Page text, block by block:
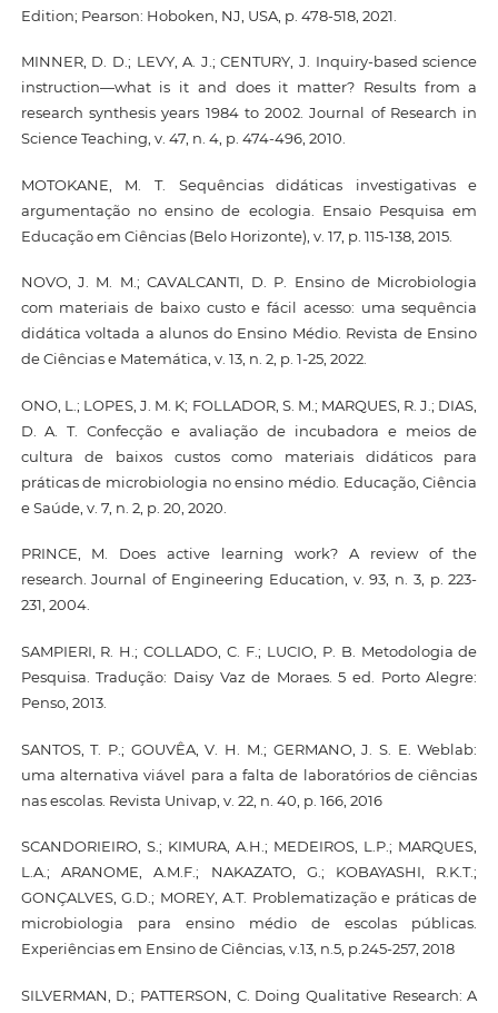
Edition; Pearson: Hoboken, NJ, USA, p. 478-518, 2021.
MINNER, D. D.; LEVY, A. J.; CENTURY, J. Inquiry-based science
instruction—what is it and does it matter? Results from a
research synthesis years 1984 to 2002. Journal of Research in
Science Teaching, v. 47, n. 4, p. 474-496, 2010.
MOTOKANE, M. T. Sequências didáticas investigativas e
argumentação no ensino de ecologia. Ensaio Pesquisa em
Educação em Ciências (Belo Horizonte), v. 17, p. 115-138, 2015.
NOVO, J. M. M.; CAVALCANTI, D. P. Ensino de Microbiologia
com materiais de baixo custo e fácil acesso: uma sequência
didática voltada a alunos do Ensino Médio. Revista de Ensino
de Ciências e Matemática, v. 13, n. 2, p. 1-25, 2022.
ONO, L.; LOPES, J. M. K; FOLLADOR, S. M.; MARQUES, R. J.; DIAS,
D. A. T. Confecção e avaliação de incubadora e meios de
cultura de baixos custos como materiais didáticos para
práticas de microbiologia no ensino médio. Educação, Ciência
e Saúde, v. 7, n. 2, p. 20, 2020.
PRINCE, M. Does active learning work? A review of the
research. Journal of Engineering Education, v. 93, n. 3, p. 223-
231, 2004.
SAMPIERI, R. H.; COLLADO, C. F.; LUCIO, P. B. Metodologia de
Pesquisa. Tradução: Daisy Vaz de Moraes. 5 ed. Porto Alegre:
Penso, 2013.
SANTOS, T. P.; GOUVÊA, V. H. M.; GERMANO, J. S. E. Weblab:
uma alternativa viável para a falta de laboratórios de ciências
nas escolas. Revista Univap, v. 22, n. 40, p. 166, 2016
SCANDORIEIRO, S.; KIMURA, A.H.; MEDEIROS, L.P.; MARQUES,
L.A.; ARANOME, A.M.F.; NAKAZATO, G.; KOBAYASHI, R.K.T.;
GONÇALVES, G.D.; MOREY, A.T. Problematização e práticas de
microbiologia para ensino médio de escolas públicas.
Experiências em Ensino de Ciências, v.13, n.5, p.245-257, 2018
SILVERMAN, D.; PATTERSON, C. Doing Qualitative Research: A